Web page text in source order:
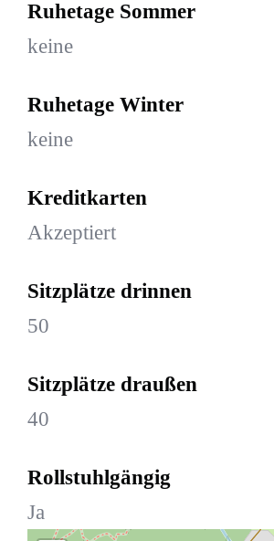
Ruhetage Sommer
keine
Ruhetage Winter
keine
Kreditkarten
Akzeptiert
Sitzplätze drinnen
50
Sitzplätze draußen
40
Rollstuhlgängig
Ja